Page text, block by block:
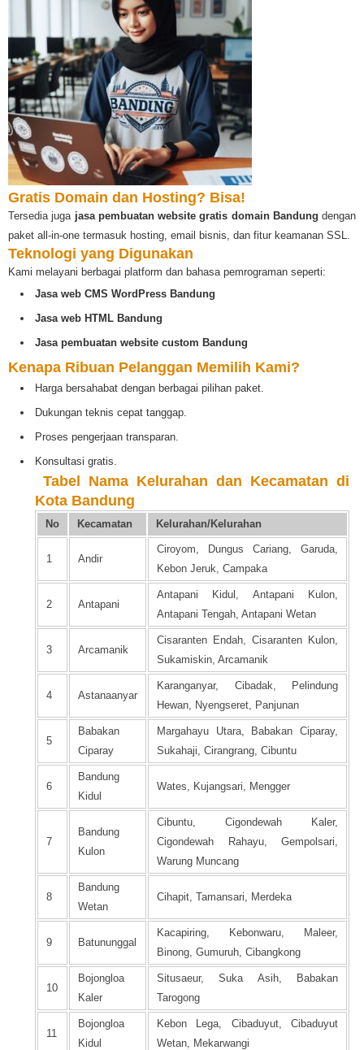
Gratis Domain dan Hosting? Bisa!
Tersedia juga jasa pembuatan website gratis domain Bandung dengan
paket all-in-one termasuk hosting, email bisnis, dan fitur keamanan SSL.
Teknologi yang Digunakan
Kami melayani berbagai platform dan bahasa pemrograman seperti:
Jasa web CMS WordPress Bandung
Jasa web HTML Bandung
Jasa pembuatan website custom Bandung
Kenapa Ribuan Pelanggan Memilih Kami?
Harga bersahabat dengan berbagai pilihan paket.
Dukungan teknis cepat tanggap.
Proses pengerjaan transparan.
Konsultasi gratis.
Tabel Nama Kelurahan dan Kecamatan di
Kota Bandung
No Kecamatan Kelurahan/Kelurahan
1 Andir
Ciroyom, Dungus Cariang, Garuda,
Kebon Jeruk, Campaka
2 Antapani
Antapani Kidul, Antapani Kulon,
Antapani Tengah, Antapani Wetan
3 Arcamanik
Cisaranten Endah, Cisaranten Kulon,
Sukamiskin, Arcamanik
4 Astanaanyar
Karanganyar, Cibadak, Pelindung
Hewan, Nyengseret, Panjunan
5
Babakan
Ciparay
Margahayu Utara, Babakan Ciparay,
Sukahaji, Cirangrang, Cibuntu
6
Bandung
Kidul
Wates, Kujangsari, Mengger
7
Bandung
Kulon
Cibuntu, Cigondewah Kaler,
Cigondewah Rahayu, Gempolsari,
Warung Muncang
8
Bandung
Wetan
Cihapit, Tamansari, Merdeka
9 Batununggal
Kacapiring, Kebonwaru, Maleer,
Binong, Gumuruh, Cibangkong
10
Bojongloa
Kaler
Situsaeur, Suka Asih, Babakan
Tarogong
11
Bojongloa
Kidul
Kebon Lega, Cibaduyut, Cibaduyut
Wetan, Mekarwangi